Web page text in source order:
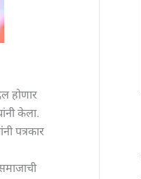
होणार
केला.
पत्रकार